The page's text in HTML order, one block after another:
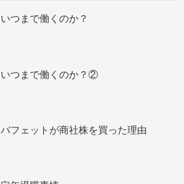
いつまで働くのか？
いつまで働くのか？②
バフェットが商社株を買った理由